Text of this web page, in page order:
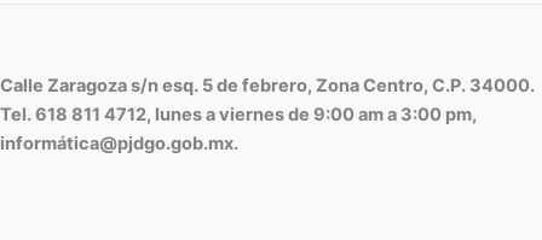
Calle Zaragoza s/n esq. 5 de febrero, Zona Centro, C.P. 34000.
Tel. 618 811 4712, lunes a viernes de 9:00 am a 3:00 pm,
informática@pjdgo.gob.mx.